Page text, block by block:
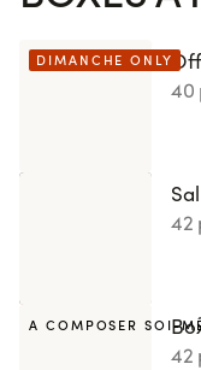
DIMANCHE ONLY
40
42
A COMPOSER SOI-
42